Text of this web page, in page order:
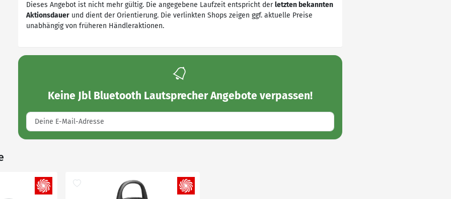
Dieses Angebot ist nicht mehr gültig. Die angegebene Laufzeit entspricht derletzten bekannten
Aktionsdauerund dient der Orientierung. Die verlinkten Shops zeigen ggf. aktuelle Preise
unabhängig von früheren Händleraktionen.
Keine Jbl Bluetooth Lautsprecher Angebote verpassen!